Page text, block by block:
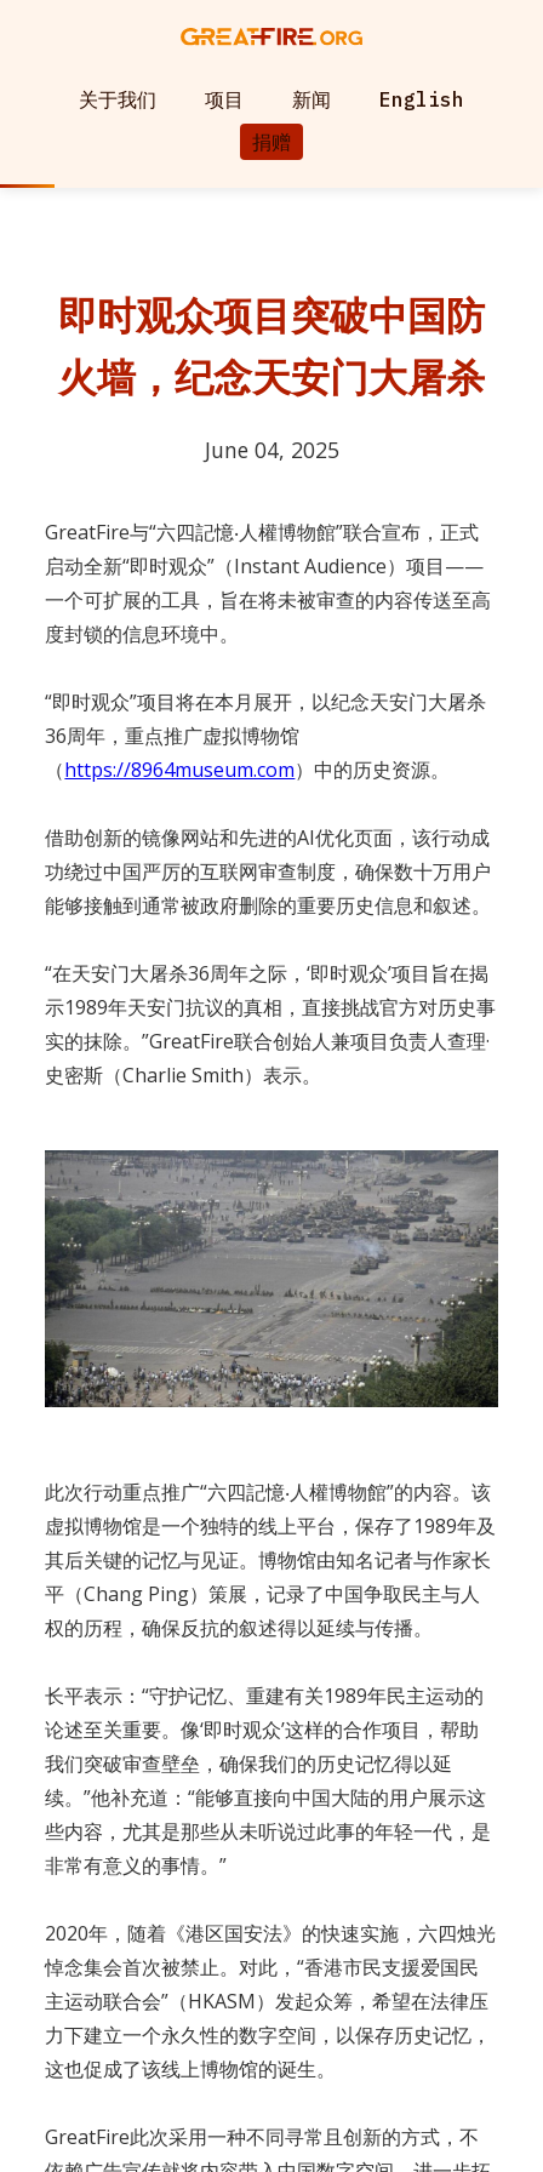
关于我们 项目 新闻
English
捐赠
即时观众项目突破中国防
火墙，纪念天安门大屠杀
June 04, 2025
GreatFire与“六四記憶‧人權博物館”联合宣布，正式
启动全新“即时观众”（Instant Audience）项目——
一个可扩展的工具，旨在将未被审查的内容传送至高
度封锁的信息环境中。
“即时观众”项目将在本月展开，以纪念天安门大屠杀
36周年，重点推广虚拟博物馆
（https://8964museum.com）中的历史资源。
借助创新的镜像网站和先进的AI优化页面，该行动成
功绕过中国严厉的互联网审查制度，确保数十万用户
能够接触到通常被政府删除的重要历史信息和叙述。
“在天安门大屠杀36周年之际，‘即时观众’项目旨在揭
示1989年天安门抗议的真相，直接挑战官方对历史事
实的抹除。”GreatFire联合创始人兼项目负责人查理·
史密斯（Charlie Smith）表示。
此次行动重点推广“六四記憶‧人權博物館”的内容。该
虚拟博物馆是一个独特的线上平台，保存了1989年及
其后关键的记忆与见证。博物馆由知名记者与作家长
平（Chang Ping）策展，记录了中国争取民主与人
权的历程，确保反抗的叙述得以延续与传播。
长平表示：“守护记忆、重建有关1989年民主运动的
论述至关重要。像‘即时观众’这样的合作项目，帮助
我们突破审查壁垒，确保我们的历史记忆得以延
续。”他补充道：“能够直接向中国大陆的用户展示这
些内容，尤其是那些从未听说过此事的年轻一代，是
非常有意义的事情。”
2020年，随着《港区国安法》的快速实施，六四烛光
悼念集会首次被禁止。对此，“香港市民支援爱国民
主运动联合会”（HKASM）发起众筹，希望在法律压
力下建立一个永久性的数字空间，以保存历史记忆，
这也促成了该线上博物馆的诞生。
GreatFire此次采用一种不同寻常且创新的方式，不